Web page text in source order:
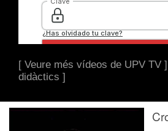
[ Veure més vídeos de UPV TV ]
didàctics ]